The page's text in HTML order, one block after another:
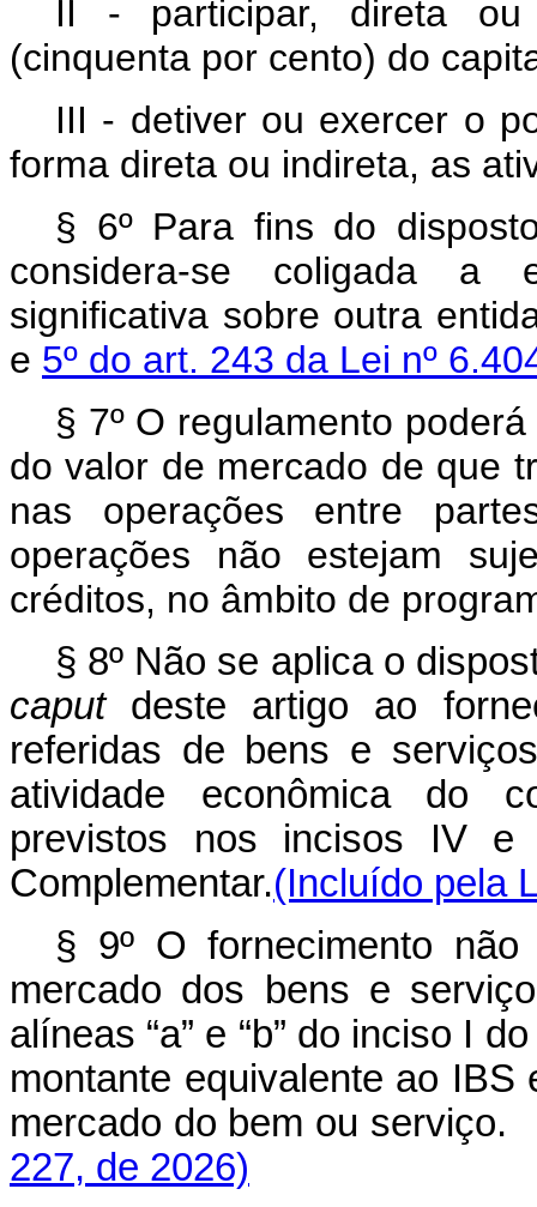
II - participar, direta
(cinquenta por cento) do
III - detiver ou exercer o
forma direta ou indireta, as
§ 6º Para fins do
considera-se coligada a
significativa sobre outra
e 5º do art. 243 da Lei nº
§ 7º O regulamento
do valor de mercado de que
nas operações entre
operações não estejam
créditos, no âmbito de
§ 8º Não se aplica o
caputdeste artigo ao
referidas de bens e
atividade econômica do
previstos nos incisos IV
Complementar.(Incluído pela
§ 9º O fornecimento
mercado dos bens e
alíneas “a” e “b” do inciso I
montante equivalente ao
mercado do bem ou
227, de 2026)